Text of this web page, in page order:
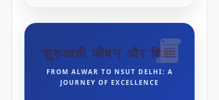
शुरुआती जीवन और शिक्षा
FROM ALWAR TO NSUT DELHI: A
JOURNEY OF EXCELLENCE